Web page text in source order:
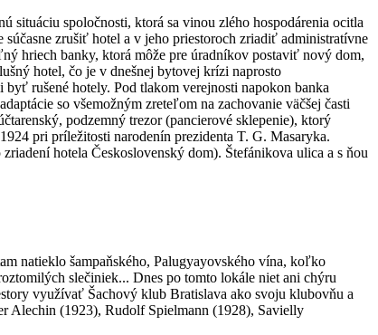
situáciu spoločnosti, ktorá sa vinou zlého hospodárenia ocitla
zrušiť hotel a v jeho priestoroch zriadiť administratívne
hriech banky, ktorá môže pre úradníkov postaviť nový dom,
hotel, čo je v dnešnej bytovej krízi naprosto
rušené hotely. Pod tlakom verejnosti napokon banka
so všemožným zreteľom na zachovanie väčšej časti
podzemný trezor (pancierové sklepenie), ktorý
pri príležitosti narodenín prezidenta T. G. Masaryka.
hotela Československý dom). Štefánikova ulica a s ňou
natieklo šampaňského, Palugyayovského vína, koľko
slečiniek... Dnes po tomto lokále niet ani chýru
využívať Šachový klub Bratislava ako svoju klubovňu a
Alechin (1923), Rudolf Spielmann (1928), Savielly